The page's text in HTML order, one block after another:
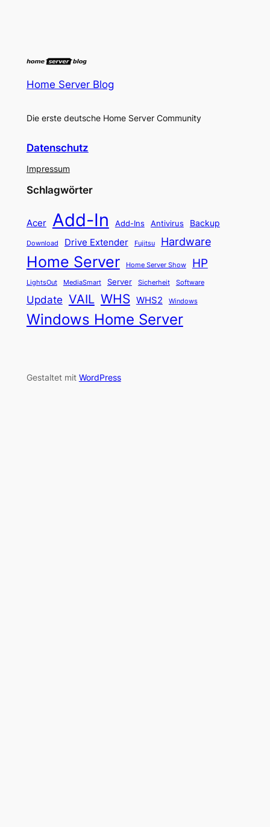
Home Server Blog
Die erste deutsche Home Server Community
Datenschutz
Impressum
Schlagwörter
Acer Add-In Add-Ins Antivirus Backup
Download Drive Extender Fujitsu Hardware
Home Server Home Server Show HP
LightsOut MediaSmart Server Sicherheit Software
Update VAIL WHS WHS2 Windows
Windows Home Server
Gestaltet mit WordPress